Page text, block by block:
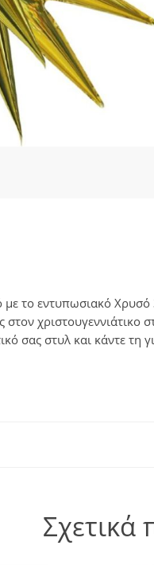
με το εντυπωσιακό
στον
σας στυλ και κάντε τη
Σχετικά